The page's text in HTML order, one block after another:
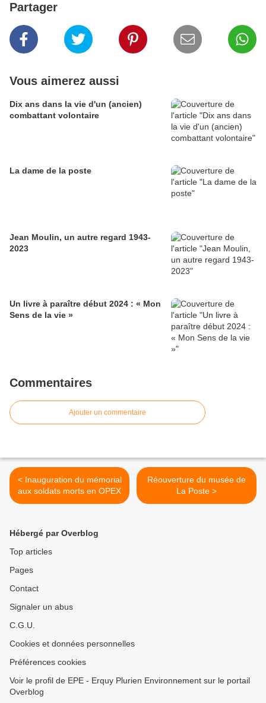
Partager
Vous aimerez aussi
Dix ans dans la vie d'un (ancien)
combattant volontaire
La dame de la poste
Jean Moulin, un autre regard 1943-
2023
Un livre à paraître début 2024 : « Mon
Sens de la vie »
Commentaires
Ajouter un commentaire
< Inauguration du mémorial
aux soldats morts en OPEX
Réouverture du musée de
La Poste >
Hébergé par Overblog
Top articles
Pages
Contact
Signaler un abus
C.G.U.
Cookies et données personnelles
Préférences cookies
Voir le profil de EPE - Erquy Plurien Environnement sur le portail
Overblog